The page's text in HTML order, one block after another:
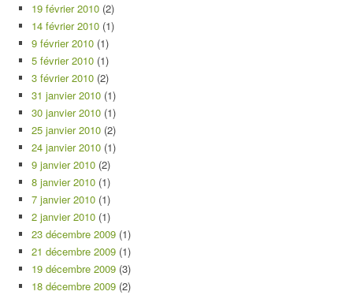
19 février 2010 (2)
14 février 2010 (1)
9 février 2010 (1)
5 février 2010 (1)
3 février 2010 (2)
31 janvier 2010 (1)
30 janvier 2010 (1)
25 janvier 2010 (2)
24 janvier 2010 (1)
9 janvier 2010 (2)
8 janvier 2010 (1)
7 janvier 2010 (1)
2 janvier 2010 (1)
23 décembre 2009 (1)
21 décembre 2009 (1)
19 décembre 2009 (3)
18 décembre 2009 (2)